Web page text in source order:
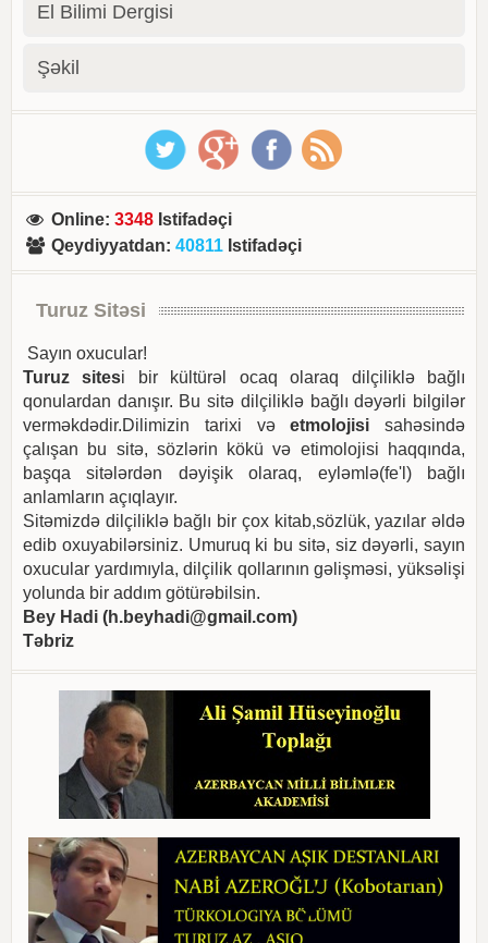
El Bilimi Dergisi
Şəkil
Online:3348 Istifadəçi
Qeydiyyatdan:40811 Istifadəçi
Turuz Sitəsi
Sayın oxucular!
Turuz sitesi bir kültürəl ocaq olaraq dilçiliklə bağlı
qonulardan danışır. Bu sitə dilçiliklə bağlı dəyərli bilgilər
verməkdədir.Dilimizin tarixi vəetmolojisi sahəsində
çalışan bu sitə, sözlərin kökü və etimolojisi haqqında,
başqa sitələrdən dəyişik olaraq, eyləmlə(fe'l) bağlı
anlamların açıqlayır.
Sitəmizdə dilçiliklə bağlı bir çox kitab,sözlük, yazılar əldə
edib oxuyabilərsiniz. Umuruq ki bu sitə, siz dəyərli, sayın
oxucular yardımıyla, dilçilik qollarının gəlişməsi, yüksəlişi
yolunda bir addım götürəbilsin.
Bey Hadi (h.beyhadi@gmail.com)
Təbriz